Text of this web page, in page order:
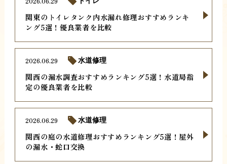
関東のトイレタンク内水漏れ修理おすすめランキ
ング5選！優良業者を比較
関西の漏水調査おすすめランキング5選！水道局指
定の優良業者を比較
2026.06.29 水道修理
関西の庭の水道修理おすすめランキング5選！屋外
の漏水・蛇口交換
2026.06.29 水道修理